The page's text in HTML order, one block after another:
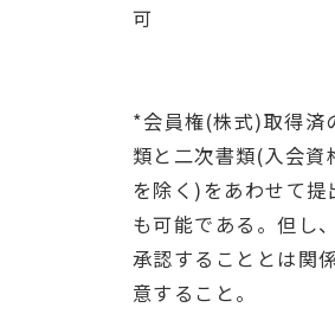
可
*会員権(株式)取得済
類と二次書類(入会資
を除く)をあわせて提
も可能である。但し
承認することとは関
意すること。